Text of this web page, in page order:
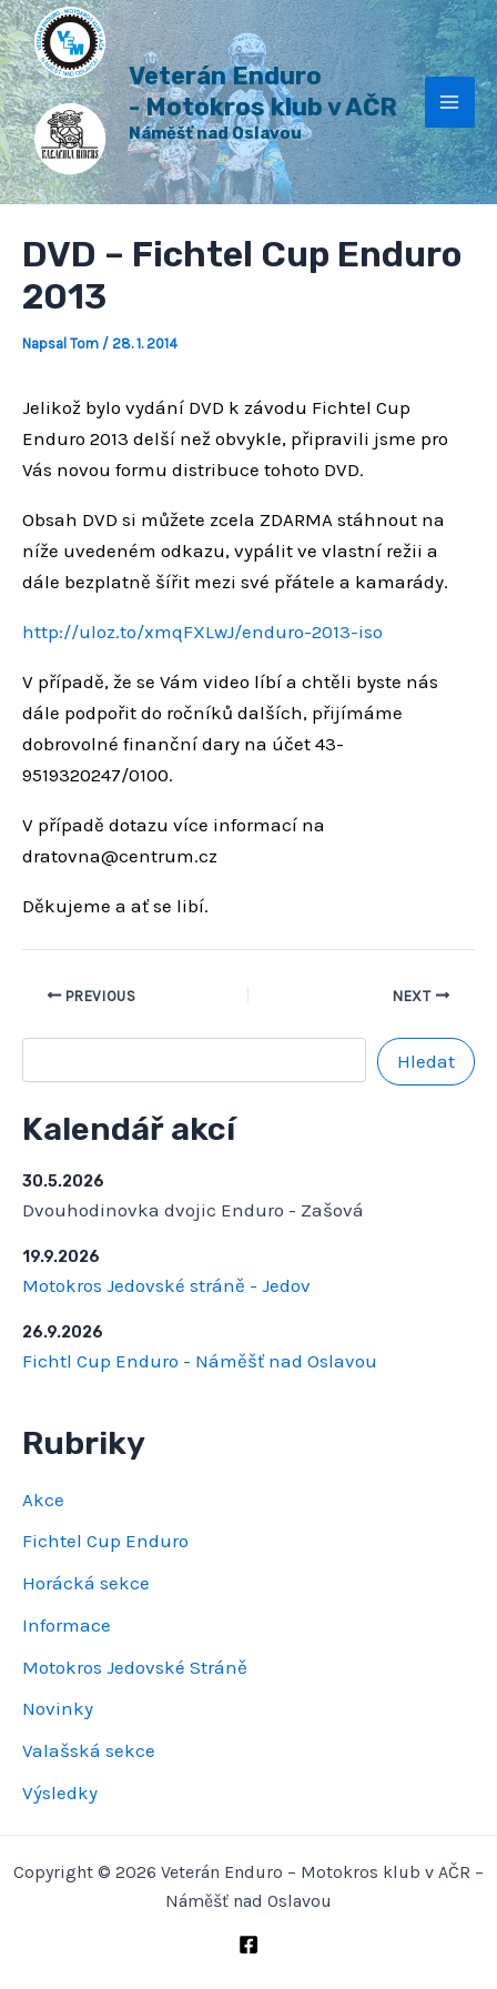
Přeskočit
na
obsah
Veterán Enduro
- Motokros klub v AČR
Náměšť nad Oslavou
DVD – Fichtel Cup Enduro
2013
Napsal Tom / 28. 1. 2014
Jelikož bylo vydání DVD k závodu Fichtel Cup
Enduro 2013 delší než obvykle, připravili jsme pro
Vás novou formu distribuce tohoto DVD.
Obsah DVD si můžete zcela ZDARMA stáhnout na
níže uvedeném odkazu, vypálit ve vlastní režii a
dále bezplatně šířit mezi své přátele a kamarády.
http://uloz.to/xmqFXLwJ/enduro-2013-iso
V případě, že se Vám video líbí a chtěli byste nás
dále podpořit do ročníků dalších, přijímáme
dobrovolné finanční dary na účet 43-
9519320247/0100.
V případě dotazu více informací na
dratovna@centrum.cz
Děkujeme a ať se libí.
Post
navigation
PREVIOUS NEXT
H
l
e
d
a
t
Hledat
Kalendář akcí
30.5.2026
Dvouhodinovka dvojic Enduro - Zašová
19.9.2026
Motokros Jedovské stráně - Jedov
26.9.2026
Fichtl Cup Enduro - Náměšť nad Oslavou
Rubriky
Akce
Fichtel Cup Enduro
Horácká sekce
Informace
Motokros Jedovské Stráně
Novinky
Valašská sekce
Výsledky
Copyright © 2026 Veterán Enduro – Motokros klub v AČR –
Náměšť nad Oslavou